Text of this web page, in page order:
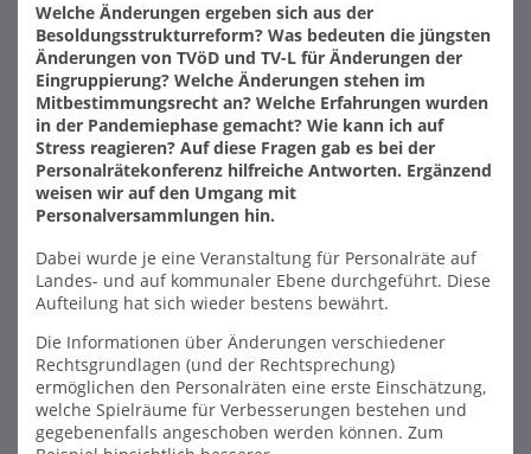
Welche Änderungen ergeben sich aus der
Besoldungsstrukturreform? Was bedeuten die jüngsten
Änderungen von TVöD und TV-L für Änderungen der
Eingruppierung? Welche Änderungen stehen im
Mitbestimmungsrecht an? Welche Erfahrungen wurden
in der Pandemiephase gemacht? Wie kann ich auf
Stress reagieren? Auf diese Fragen gab es bei der
Personalrätekonferenz hilfreiche Antworten. Ergänzend
weisen wir auf den Umgang mit
Personalversammlungen hin.
Dabei wurde je eine Veranstaltung für Personalräte auf
Landes- und auf kommunaler Ebene durchgeführt. Diese
Aufteilung hat sich wieder bestens bewährt.
Die Informationen über Änderungen verschiedener
Rechtsgrundlagen (und der Rechtsprechung)
ermöglichen den Personalräten eine erste Einschätzung,
welche Spielräume für Verbesserungen bestehen und
gegebenenfalls angeschoben werden können. Zum